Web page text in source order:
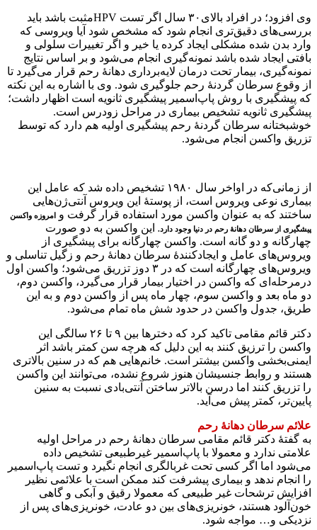
وی افزود؛ در افراد بالای۳۰ سال اگر تست HPVمثبت باشد باید
بررسی‌های دقیق‌تری انجام شود که مشخص شود آیا ویروسی که
وارد بدن شده مشکلی ایجاد کرده یا خیر و اگر تغییرات سلولی و
بافتی ایجاد شده باشد نمونه‌گیری انجام می‌شود و بر اساس نتایج
نمونه‌گیری، بیمار تحت درمان لایه‌برداری دهانهٔ رحم قرار می‌گیرد تا
از وقوع سرطان گردنهٔ رحم جلوگیری شود. وی با اشاره به این نکته
که پیشگیری با روش پاپ‌اسمیر پیشگیری ثانویه است اظهار داشت؛
پیشگیری ثانویه تشخیص بیماری در مراحل زودرس است.
خوشبختانه سرطان گردنهٔ رحم پیشگیری اولیه هم دارد که توسط
تزریق واکسن انجام می‌شود.
از زمانی‌که در اواخر سال ۱۹۸۰ تشخیص داده شد که عامل این
بیماری نوعی ویروس است، از پوستهٔ این ویروس آنتی‌ژن‌هایی
ساختند که به عنوان واکسن مورد استفاده قرار گرفت و
امروزه واکسن
پیشگیری از سرطان دهانهٔ رحم در دنیا وجود دارد.
این واکسن به دو صورت
چهارگانه و دو گانه است. واکسن چهارگانه برای پیشگیری از
ویروس‌های عامل و ایجادکنندهٔ سرطان دهانهٔ رحم و زگیل تناسلی و
ویروس‌های چهارگانه است که در ۳ دوز تزریق می‌شود؛ واکسن اول
درمرحله‌ای که واکسن در اختیار بیمار قرار می‌گیرد، واکسن دوم،
دو ماه بعد و واکسن سوم، چهار ماه پس از واکسن دوم و به این
طریق، جدول واکسن در حدود شش ماه تمام می‌شود.
دکتر قائم مقامی تاکید کرد که دختر‌ها بین ۹ تا ۲۶ سالگی این
واکسن را ترزیق کنند به این دلیل که هرچه سن کمتر باشد اثر
ایمنی‌بخشی واکسن بیشتر است. خانم‌هایی هم که در سنین بالاتری
هستند و روابط جنسیشان هنوز شروع نشده، می‌توانند این واکسن
را تزریق کنند اما درسن بالا‌تر ساختن آنتی‌بادی نسبت به سنین
پایین‌تر، کمتر پیش می‌آید.
علائم سرطان دهانهٔ رحم
به گفتهٔ دکتر قائم مقامی سرطان دهانهٔ رحم در مراحل اولیه
علامتی ندارد و معمولا با پاپ‌اسمیر غیرطبیعی تشخیص داده
می‌شود اما اگر کسی تحت غربالگری انجام نگیرد و تست پاپ‌اسمیر
را انجام ندهد و بیماری پیشرفت کند ممکن است با علائمی نظیر
افزایش ترشحات غیر طبیعی که معمولا رقیق و آبکی و گاهی
خون‌آلود هستند، خونریزی‌های بین دو عادت، خونریزی‌های پس از
نزدیکی و… مواجه شود.